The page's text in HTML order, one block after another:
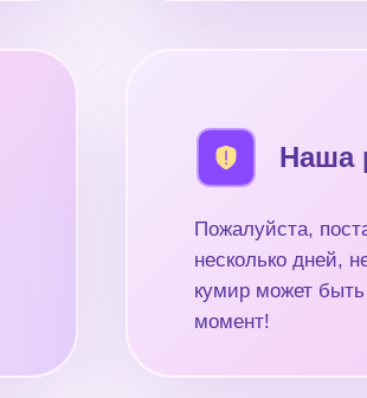
Пожалуйста,
несколько дней,
кумир может
момент!
Наша